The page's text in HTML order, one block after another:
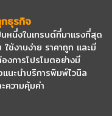
ธุรกิจ
หนึ่งในเทรนด์ที่มาแรงที่สุด
ช้งานง่าย ราคาถูก และมี
งการโปรโมตอย่างมี
ะนำบริการพิมพ์ไวนิล
ความคุ้มค่า